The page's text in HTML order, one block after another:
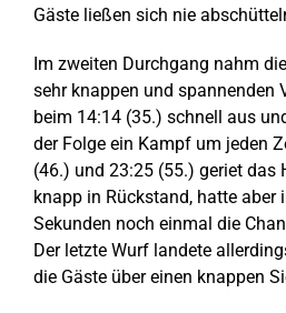
Gäste ließen sich nie
Im zweiten Durchgang nahm
sehr knappen und spannenden
beim 14:14 (35.) schnell aus
der Folge ein Kampf um jeden
(46.) und 23:25 (55.) geriet das
knapp in Rückstand, hatte aber
Sekunden noch einmal die
Der letzte Wurf landete
die Gäste über einen knappen